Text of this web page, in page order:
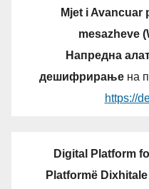
Mjet i Avancuar
mesazheve
Напредна
дешифрирањена
https://
Digital Platform
Platformë